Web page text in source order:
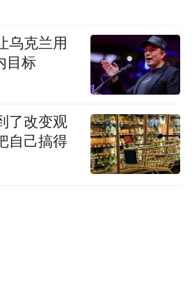
乌克兰用
目标
了改变观
自己搞得